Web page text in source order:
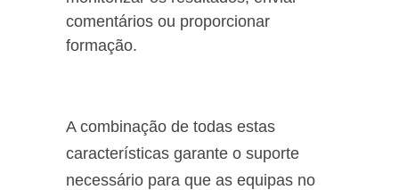
comentários ou proporcionar
formação.
A combinação de todas estas
características garante o suporte
necessário para que as equipas no